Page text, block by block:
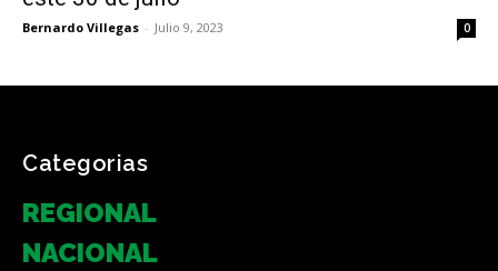
Bernardo Villegas - Julio 9, 2023 0
Categorias
REGIONAL
NACIONAL